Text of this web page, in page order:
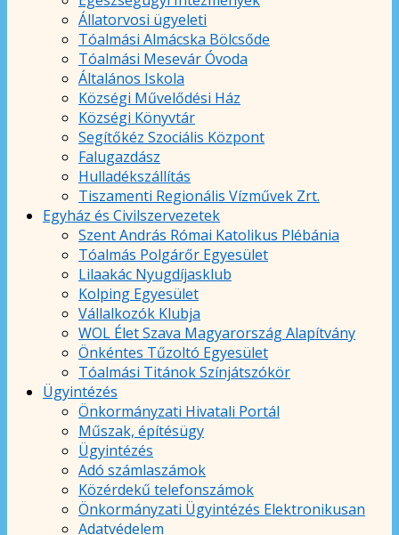
Állatorvosi ügyeleti
Tóalmási Almácska Bölcsőde
Tóalmási Mesevár Óvoda
Általános Iskola
Községi Művelődési Ház
Községi Könyvtár
Segítőkéz Szociális Központ
Falugazdász
Hulladékszállítás
Tiszamenti Regionális Vízművek Zrt.
Egyház és Civilszervezetek
Szent András Római Katolikus Plébánia
Tóalmás Polgárőr Egyesület
Lilaakác Nyugdíjasklub
Kolping Egyesület
Vállalkozók Klubja
WOL Élet Szava Magyarország Alapítvány
Önkéntes Tűzoltó Egyesület
Tóalmási Titánok Színjátszókör
Ügyintézés
Önkormányzati Hivatali Portál
Műszak, építésügy
Ügyintézés
Adó számlaszámok
Közérdekű telefonszámok
Önkormányzati Ügyintézés Elektronikusan
Adatvédelem